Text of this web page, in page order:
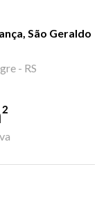
São Geraldo
- RS